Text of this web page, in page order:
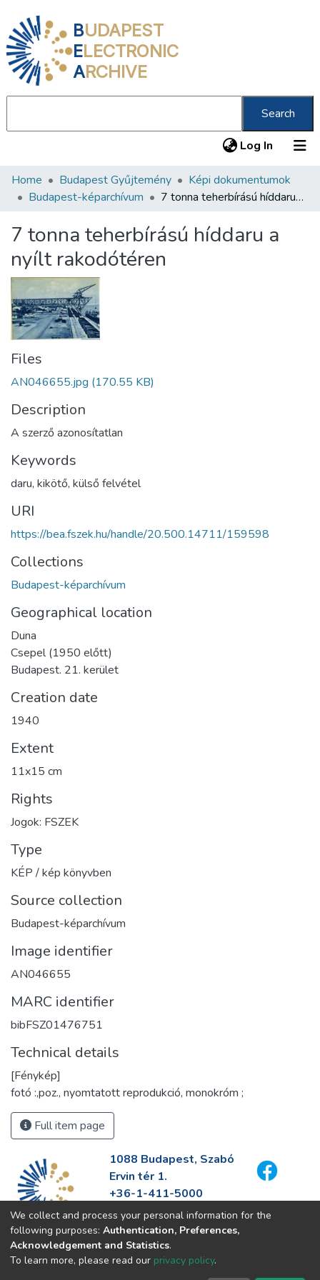
BUDAPEST
ELECTRONIC
ARCHIVE
Search
Log In (current)
Communities & Collections
Statistics
About us
Home Budapest Gyűjtemény
Képi dokumentumok
Budapest-képarchívum
7 tonna teherbírású híddaru a nyílt rakodótéren
7 tonna teherbírású híddaru a
nyílt rakodótéren
Files
AN046655.jpg (170.55 KB)
Description
A szerző azonosítatlan
Keywords
daru, kikötő, külső felvétel
URI
https://bea.fszek.hu/handle/20.500.14711/159598
Collections
Budapest-képarchívum
Geographical location
Duna
Csepel (1950 előtt)
Budapest. 21. kerület
Creation date
1940
Extent
11x15 cm
Rights
Jogok: FSZEK
Type
KÉP / kép könyvben
Source collection
Budapest-képarchívum
Image identifier
AN046655
MARC identifier
bibFSZ01476751
Technical details
[Fénykép]
fotó :,poz., nyomtatott reprodukció, monokróm ;
Full item page
1088 Budapest, Szabó
Ervin tér 1.
+36-1-411-5000
info@fszek.hu
https://fszek.hu
We collect and process your personal information for the
following purposes: Authentication, Preferences,
Acknowledgement and Statistics.
To learn more, please read our privacy policy.